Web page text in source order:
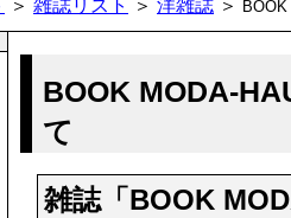
＞ 雑誌リスト ＞ 洋雑誌 ＞
BOOK MODA-
て
雑誌「BOOK